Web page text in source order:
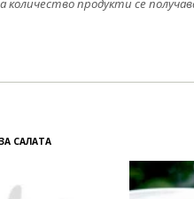
продукти се
САЛАТА